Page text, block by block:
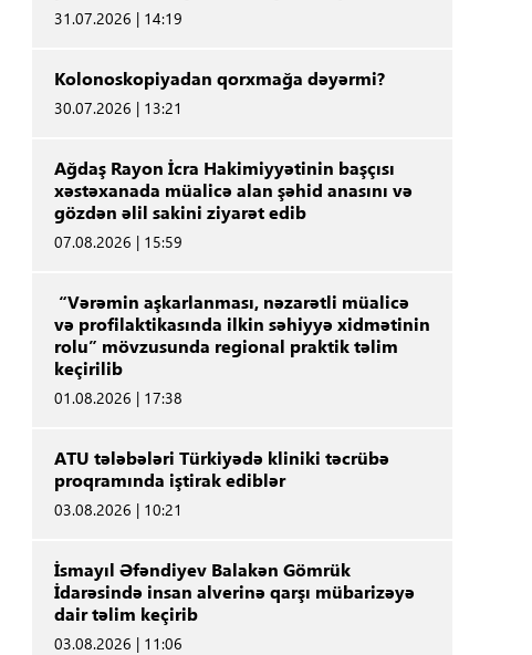
31.07.2026 | 14:19
Kolonoskopiyadan qorxmağa dəyərmi?
30.07.2026 | 13:21
Ağdaş Rayon İcra Hakimiyyətinin başçısı
xəstəxanada müalicə alan şəhid anasını və
gözdən əlil sakini ziyarət edib
07.08.2026 | 15:59
“Vərəmin aşkarlanması, nəzarətli müalicə
və profilaktikasında ilkin səhiyyə xidmətinin
rolu” mövzusunda regional praktik təlim
keçirilib
01.08.2026 | 17:38
ATU tələbələri Türkiyədə kliniki təcrübə
proqramında iştirak ediblər
03.08.2026 | 10:21
İsmayıl Əfəndiyev Balakən Gömrük
İdarəsində insan alverinə qarşı mübarizəyə
dair təlim keçirib
03.08.2026 | 11:06